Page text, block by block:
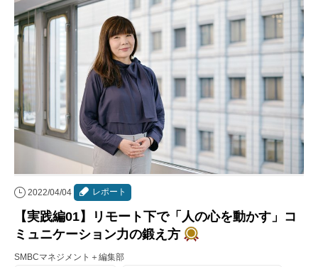
2022/04/04 レポート
【実践編01】リモート下で「人の心を動かす」コ
ミュニケーション力の鍛え方
SMBCマネジメント＋編集部